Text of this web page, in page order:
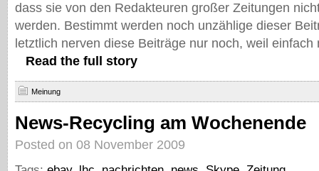
dass sie von den Redakteuren großer Zeitungen
werden. Bestimmt werden noch unzählige dieser
letztlich nerven diese Beiträge nur noch, weil
Read the full story
Meinung
News-Recycling am Wochenende
Posted on 08 November 2009